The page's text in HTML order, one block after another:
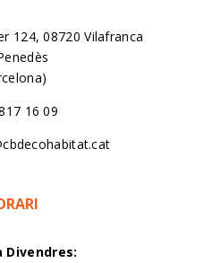
124, 08720 Vilafranca
16 09
Divendres: